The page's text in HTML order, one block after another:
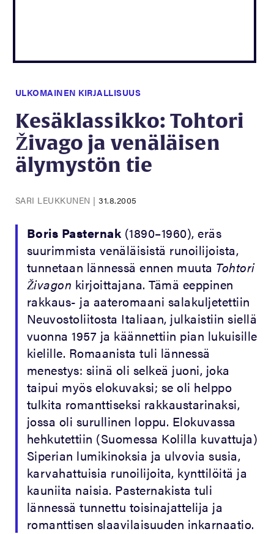
ULKOMAINEN KIRJALLISUUS
Kesäklassikko: Tohtori
Živago ja venäläisen
älymystön tie
SARI LEUKKUNEN |31.8.2005
Boris Pasternak(1890–1960), eräs
suurimmista venäläisistä runoilijoista,
tunnetaan lännessä ennen muuta Tohtori
Živagon kirjoittajana. Tämä eeppinen
rakkaus- ja aateromaani salakuljetettiin
Neuvostoliitosta Italiaan, julkaistiin siellä
vuonna 1957 ja käännettiin pian lukuisille
kielille. Romaanista tuli lännessä
menestys: siinä oli selkeä juoni, joka
taipui myös elokuvaksi; se oli helppo
tulkita romanttiseksi rakkaustarinaksi,
jossa oli surullinen loppu. Elokuvassa
hehkutettiin (Suomessa Kolilla kuvattuja)
Siperian lumikinoksia ja ulvovia susia,
karvahattuisia runoilijoita, kynttilöitä ja
kauniita naisia. Pasternakista tuli
lännessä tunnettu toisinajattelija ja
romanttisen slaavilaisuuden inkarnaatio.